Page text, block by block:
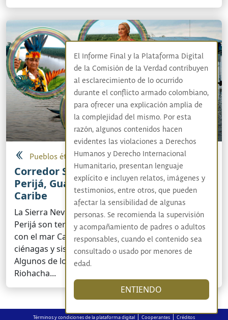
Pueblos étnicos
Corredor Sierra Nevada y Serranía del
Perijá, Guajira - Conexión con el mar
Caribe
La Sierra Nevada de Santa Marta y la Serranía del
Perijá son territorios que se unen de norte a sur
con el mar Caribe a través de ríos, sabanas,
ciénagas y sistemas montañosos interconectados.
Algunos de los 38 municipios de este corredor son:
Riohacha...
Términos y condiciones de la plataforma digital|Cooperantes|Créditos
El Informe Final y la Plataforma Digital
de la Comisión de la Verdad contribuyen
al esclarecimiento de lo ocurrido
durante el conflicto armado colombiano,
para ofrecer una explicación amplia de
la complejidad del mismo. Por esta
razón, algunos contenidos hacen
evidentes las violaciones a Derechos
Humanos y Derecho Internacional
Humanitario, presentan lenguaje
explícito e incluyen relatos, imágenes y
testimonios, entre otros, que pueden
afectar la sensibilidad de algunas
personas. Se recomienda la supervisión
y acompañamiento de padres o adultos
responsables, cuando el contenido sea
consultado o usado por menores de
edad.
ENTIENDO